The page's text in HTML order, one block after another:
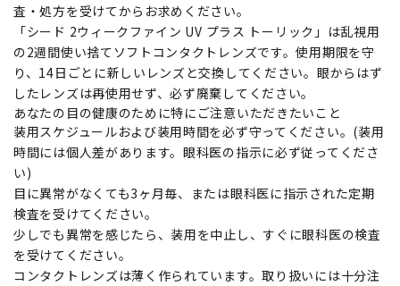
査・処方を受けてからお求めください。
「シード 2ウィークファイン UV プラス トーリック」は乱視用
の2週間使い捨てソフトコンタクトレンズです。使用期限を守
り、14日ごとに新しいレンズと交換してください。眼からはず
したレンズは再使用せず、必ず廃棄してください。
あなたの目の健康のために特にご注意いただきたいこと
装用スケジュールおよび装用時間を必ず守ってください。(装用
時間には個人差があります。眼科医の指示に必ず従ってくださ
い)
目に異常がなくても3ヶ月毎、または眼科医に指示された定期
検査を受けてください。
少しでも異常を感じたら、装用を中止し、すぐに眼科医の検査
を受けてください。
コンタクトレンズは薄く作られています。取り扱いには十分注